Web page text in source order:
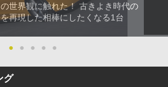
世界観に触れた！ 古きよき時代の
再現した相棒にしたくなる1台
● ● ● ● ●
グ